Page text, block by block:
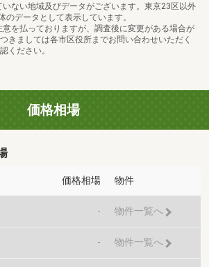
ない地域及びデータがございます。東京23区以外
のデータとして表示しています。
を払っておりますが、調査後に変更がある場合が
きましては各市区役所までお問い合わせいただく
ください。
価格相場
価格相場 物件
- 物件一覧へ
- 物件一覧へ